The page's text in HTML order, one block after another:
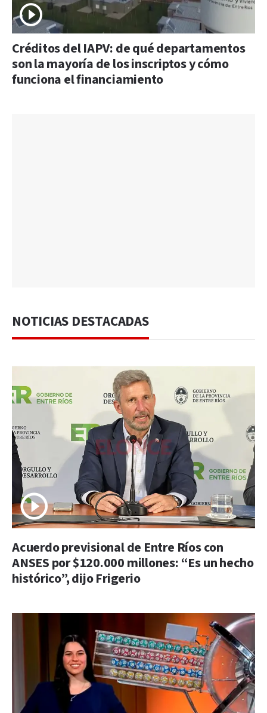
Créditos del IAPV: de qué departamentos
son la mayoría de los inscriptos y cómo
funciona el financiamiento
NOTICIAS DESTACADAS
Acuerdo previsional de Entre Ríos con
ANSES por $120.000 millones: “Es un hecho
histórico”, dijo Frigerio